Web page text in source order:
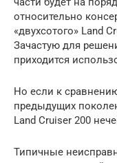
относительно
«двухсотого» Land
Зачастую для
приходится
Но если к
предыдущих
Land Cruiser 200
Типичные